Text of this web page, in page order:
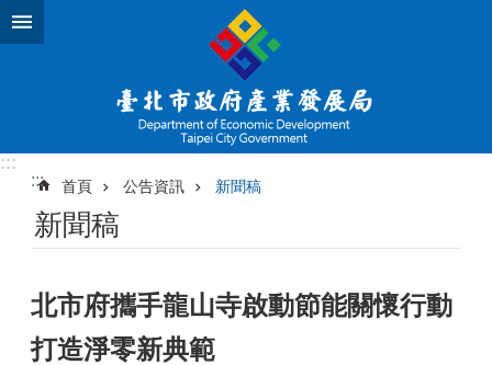
跳到主要內容區塊
:::
:::
首頁 公告資訊 新聞稿
新聞稿
北市府攜手龍山寺啟動節能關懷行動
打造淨零新典範